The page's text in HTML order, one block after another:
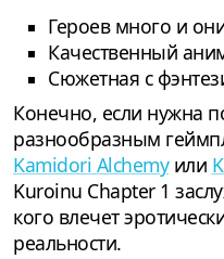
Героев много и
Качественный
Сюжетная с
Конечно, если нужна
разнообразным
Kamidori Alchemyили
Kuroinu Chapter 1
кого влечет
реальности.